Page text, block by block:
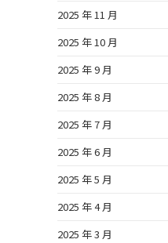
2025 年 11 月
2025 年 10 月
2025 年 9 月
2025 年 8 月
2025 年 7 月
2025 年 6 月
2025 年 5 月
2025 年 4 月
2025 年 3 月